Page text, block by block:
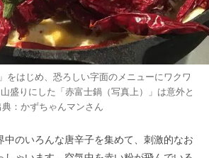
をはじめ、恐ろしい字面のメニューにワクワ
盛りにした「赤富士鍋（写真上）」は意外と
： かずちゃんマンさん
中のいろんな唐辛子を集めて、刺激的なお